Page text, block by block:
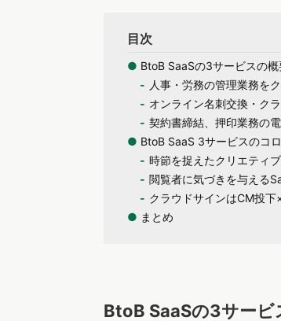
目次
● BtoB SaaSの3サービスの
人事・労務の管理業務を
オンライン名刺交換・ク
契約書締結、押印業務の
● BtoB SaaS 3サービスのコ
時節を捉えたクリエティ
閲覧者に気づきを与える
クラウドサインはCM投
● まとめ
BtoB SaaSの3サービ